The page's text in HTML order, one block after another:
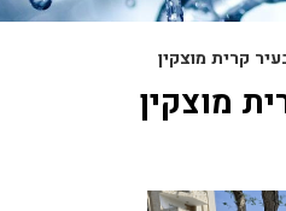
קרית מוצקין
מוצקין